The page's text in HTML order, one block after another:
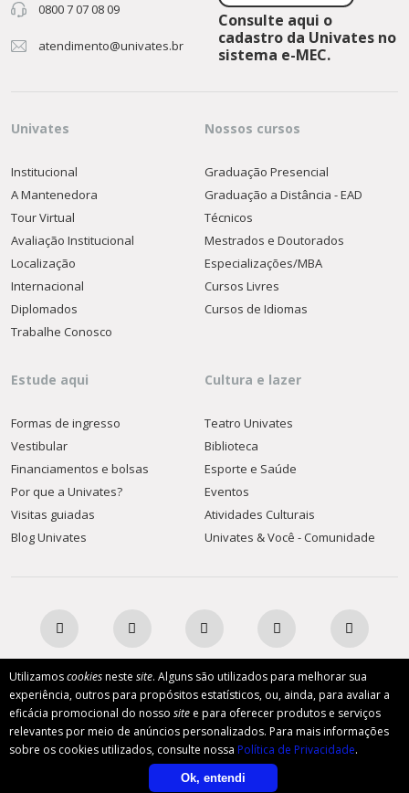
Utilizamoscookiesneste site. Alguns são utilizados para melhorar sua
experiência, outros para propósitos estatísticos, ou, ainda, para avaliar a
eficácia promocional do nosso site e para oferecer produtos e serviços
relevantes por meio de anúncios personalizados. Para mais informações
sobre os cookies utilizados, consulte nossa Política de Privacidade.
Ok, entendi
0800 7 07 08 09
atendimento@univates.br
Consulte aqui o
cadastro da Univates no
sistema e-MEC.
Univates
Institucional
A Mantenedora
Tour Virtual
Avaliação Institucional
Localização
Internacional
Diplomados
Trabalhe Conosco
Nossos cursos
Graduação Presencial
Graduação a Distância - EAD
Técnicos
Mestrados e Doutorados
Especializações/MBA
Cursos Livres
Cursos de Idiomas
Estude aqui
Formas de ingresso
Vestibular
Financiamentos e bolsas
Por que a Univates?
Visitas guiadas
Blog Univates
Cultura e lazer
Teatro Univates
Biblioteca
Esporte e Saúde
Eventos
Atividades Culturais
Univates & Você - Comunidade
AFILIADA:
Instituição de Ensino Superior Comunitária